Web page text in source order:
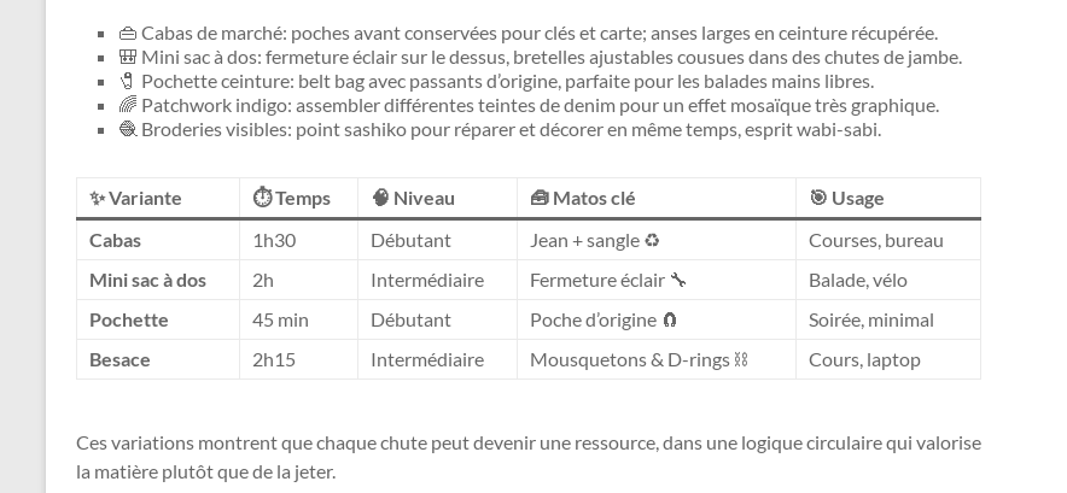
👜 Cabas de marché: poches avant conservées pour clés et carte; anses larges en ceinture récupérée.
🎒 Mini sac à dos: fermeture éclair sur le dessus, bretelles ajustables cousues dans des chutes de jambe.
🧷 Pochette ceinture: belt bag avec passants d’origine, parfaite pour les balades mains libres.
🌈 Patchwork indigo: assembler différentes teintes de denim pour un effet mosaïque très graphique.
🧶 Broderies visibles: point sashiko pour réparer et décorer en même temps, esprit wabi-sabi.
✨ Variante ⏱️ Temps 🧠 Niveau 🧰 Matos clé
🎯 Usage
Cabas
1h30 Débutant Jean + sangle ♻️
Courses, bureau
Mini sac à dos
2h Intermédiaire Fermeture éclair 🔧
Balade, vélo
Pochette
45 min Débutant Poche d’origine 🧲
Soirée, minimal
Besace
2h15 Intermédiaire Mousquetons & D-rings ⛓️ Cours, laptop
Ces variations montrent que chaque chute peut devenir une ressource, dans une logique circulaire qui valorise
la matière plutôt que de la jeter.